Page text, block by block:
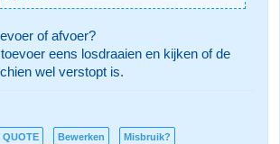
of afvoer?
eens losdraaien en kijken of de
wel verstopt is.
QUOTE Bewerken Misbruik?